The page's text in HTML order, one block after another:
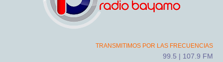
TRANSMITIMOS POR LAS FRECUENCIAS
99.5 | 107.9 FM